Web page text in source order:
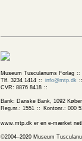
Museum Tusculanums Forlag
Tlf. 3234 1414
info@mtp.dk
CVR: 8876 8418
Bank: Danske Bank, 1092
Reg.nr.: 1551
Kontonr.: 000
www.mtp.dk er en e-mærket
©2004–2020 Museum